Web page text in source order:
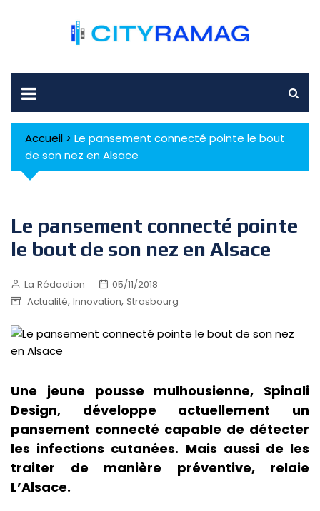
Accueil > Le pansement connecté pointe le bout
de son nez en Alsace
Le pansement connecté pointe
le bout de son nez en Alsace
La Rédaction
05/11/2018
Actualité, Innovation, Strasbourg
Une jeune pousse mulhousienne, Spinali
Design, développe actuellement un
pansement connecté capable de détecter
les infections cutanées. Mais aussi de les
traiter de manière préventive, relaie
L’Alsace.